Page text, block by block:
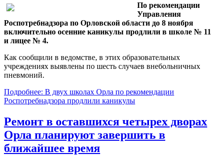
По рекомендации
Управления
Роспотребнадзора по Орловской области до 8 ноября
включительно осенние каникулы продлили в школе № 11
и лицее № 4.
Как сообщили в ведомстве, в этих образовательных
учреждениях выявлены по шесть случаев внебольничных
пневмоний.
Подробнее: В двух школах Орла по рекомендации
Роспотребнадзора продлили каникулы
Ремонт в оставшихся четырех дворах
Орла планируют завершить в
ближайшее время